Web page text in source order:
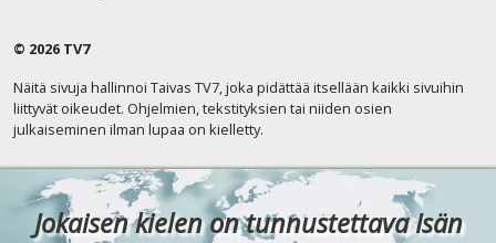
© 2026 TV7
Näitä sivuja hallinnoi Taivas TV7, joka pidättää itsellään kaikki sivuihin
liittyvät oikeudet. Ohjelmien, tekstityksien tai niiden osien
julkaiseminen ilman lupaa on kielletty.
Jokaisen kielen on tunnustettava Isän